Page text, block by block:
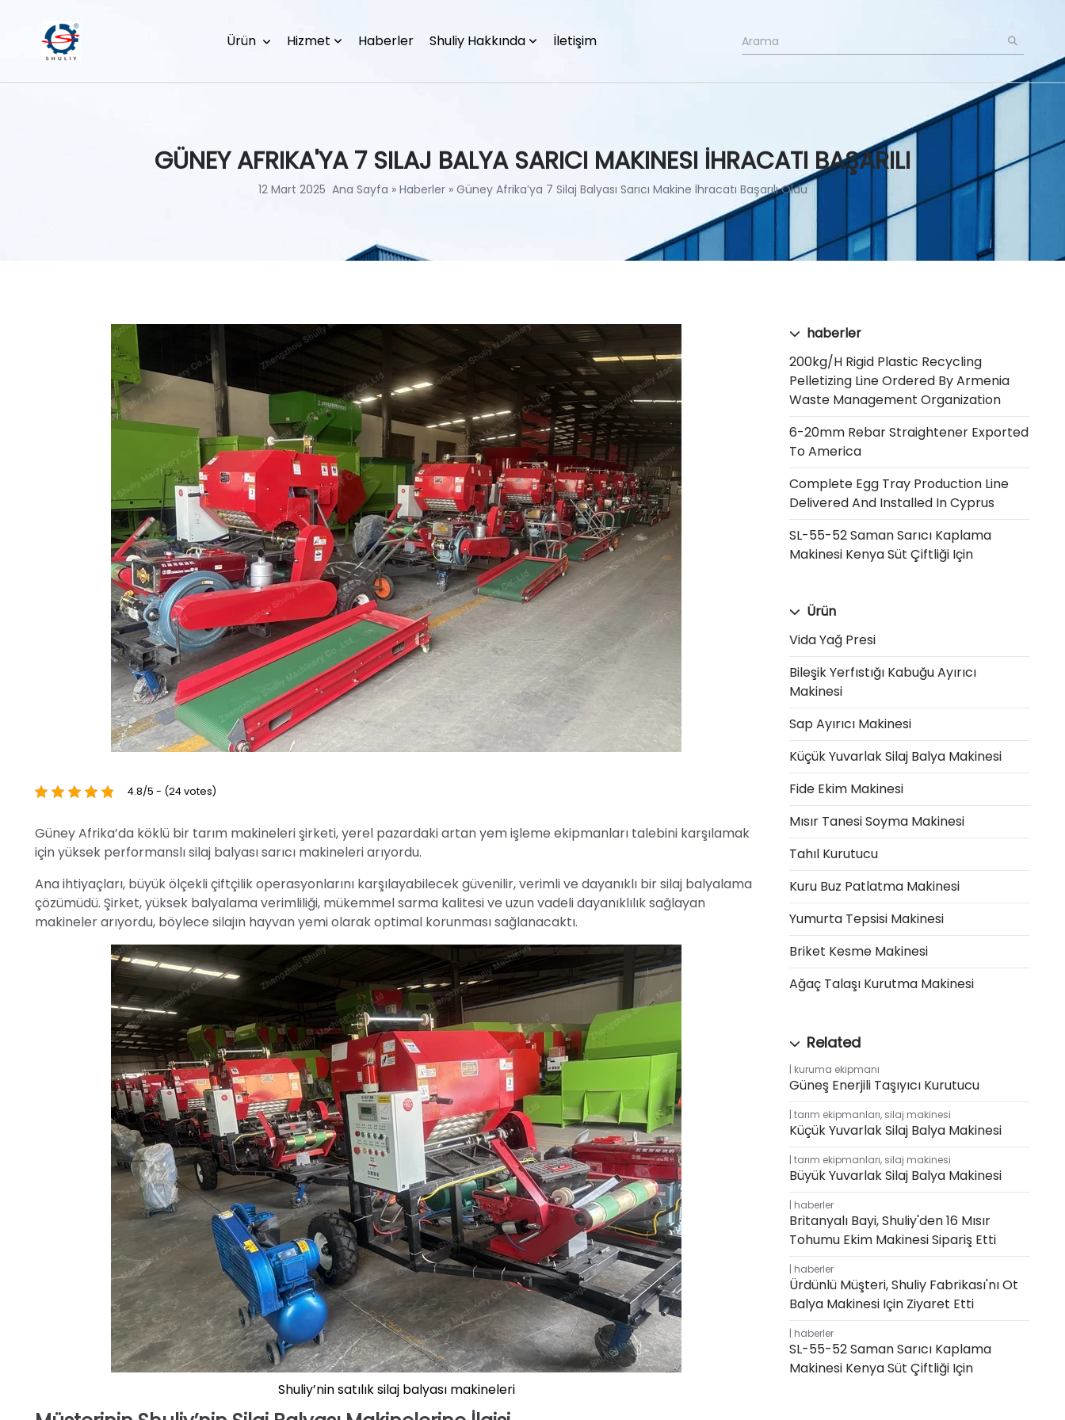
Ürün Hizmet Haberler Shuliy Hakkında İletişim
GÜNEY AFRIKA'YA 7 SILAJ BALYA SARICI MAKINESI İHRACATI BAŞARILI
12 Mart 2025 Ana Sayfa » Haberler» Güney Afrika’ya 7 Silaj Balyası Sarıcı Makine İhracatı Başarılı Oldu
4.8/5 - (24 votes)
Güney Afrika’da köklü bir tarım makineleri şirketi, yerel pazardaki artan yem işleme ekipmanları talebini karşılamak
için yüksek performanslı silaj balyası sarıcı makineleri arıyordu.
Ana ihtiyaçları, büyük ölçekli çiftçilik operasyonlarını karşılayabilecek güvenilir, verimli ve dayanıklı bir silaj balyalama
çözümüdü. Şirket, yüksek balyalama verimliliği, mükemmel sarma kalitesi ve uzun vadeli dayanıklılık sağlayan
makineler arıyordu, böylece silajın hayvan yemi olarak optimal korunması sağlanacaktı.
Shuliy’nin satılık silaj balyası makineleri
haberler
200kg/h Rigid Plastic Recycling
Pelletizing Line Ordered By Armenia
Waste Management Organization
6-20mm Rebar Straightener Exported
To America
Complete Egg Tray Production Line
Delivered And Installed In Cyprus
SL-55-52 Saman Sarıcı Kaplama
Makinesi Kenya Süt Çiftliği Için
Ürün
Vida Yağ Presi
Bileşik Yerfıstığı Kabuğu Ayırıcı
Makinesi
Sap Ayırıcı Makinesi
Küçük Yuvarlak Silaj Balya Makinesi
Fide Ekim Makinesi
Mısır Tanesi Soyma Makinesi
Tahıl Kurutucu
Kuru Buz Patlatma Makinesi
Yumurta Tepsisi Makinesi
Briket Kesme Makinesi
Ağaç Talaşı Kurutma Makinesi
kuruma ekipmanı
Güneş Enerjili Taşıyıcı Kurutucu
tarım ekipmanları, silaj makinesi
Küçük Yuvarlak Silaj Balya Makinesi
tarım ekipmanları, silaj makinesi
Büyük Yuvarlak Silaj Balya Makinesi
haberler
Britanyalı Bayi, Shuliy'den 16 Mısır
Tohumu Ekim Makinesi Sipariş Etti
haberler
Ürdünlü Müşteri, Shuliy Fabrikası'nı Ot
Balya Makinesi Için Ziyaret Etti
haberler
SL-55-52 Saman Sarıcı Kaplama
Makinesi Kenya Süt Çiftliği Için